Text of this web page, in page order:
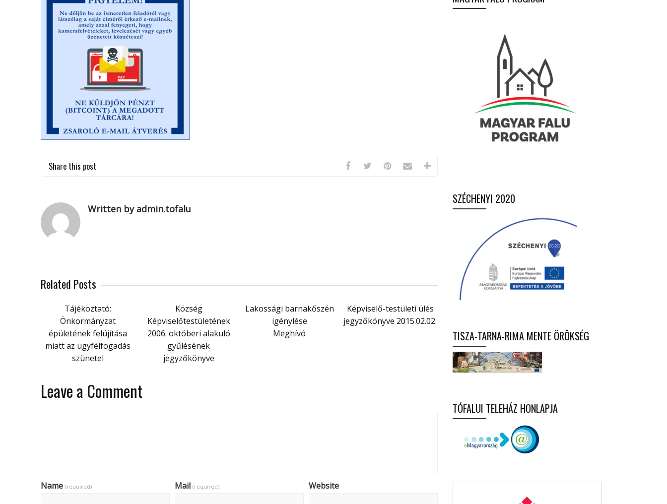
Share this post
Written by admin.tofalu
Related Posts
Tájékoztató:
Önkormányzat
épületének felújítása
miatt az ügyfélfogadás
szünetel
Község
Képviselőtestületének
2006. októberi alakuló
gyűlésének
jegyzőkönyve
Lakossági barnakőszén
igénylése
Képviselő-testületi ülés
jegyzőkönyve 2015.02.02.
Meghívó
Leave a Comment
Name (required) Mail (required) Website
SZÉCHENYI 2020
TISZA-TARNA-RIMA MENTE ÖRÖKSÉG
TÓFALUI TELEHÁZ HONLAPJA